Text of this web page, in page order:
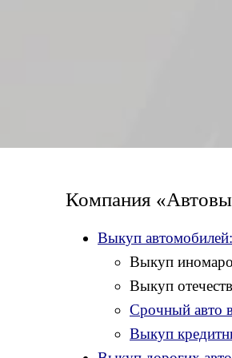
Компания
Выкуп автомобилей:
Выкуп
Выкуп
Срочный авто
Выкуп